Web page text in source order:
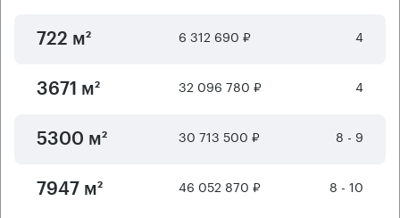
722 м² 6 312 690 ₽ 4
3671 м² 32 096 780 ₽ 4
5300 м² 30 713 500 ₽ 8 - 9
7947 м² 46 052 870 ₽ 8 - 10